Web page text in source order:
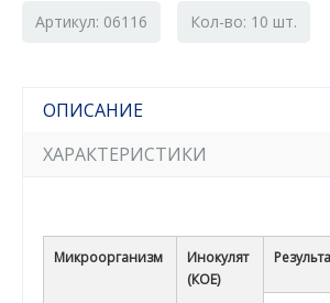
Артикул: 06116 Кол-во: 10 шт.
ОПИСАНИЕ
ХАРАКТЕРИСТИКИ
Микроорганизм
Инокулят
(КОЕ)